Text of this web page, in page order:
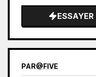
PAR@FIVE